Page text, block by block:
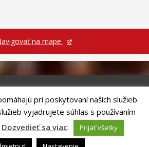
na mape
| Technický prevádzkovateľ – MVI
Mesto Kežmarok, Hlavné námestie, 060 01
,|Vyhlásenie o prístupnosti
pri poskytovaní našich služieb.
vyjadrujete súhlas s používaním
Dozvedieť sa viac.
Prijať všetky